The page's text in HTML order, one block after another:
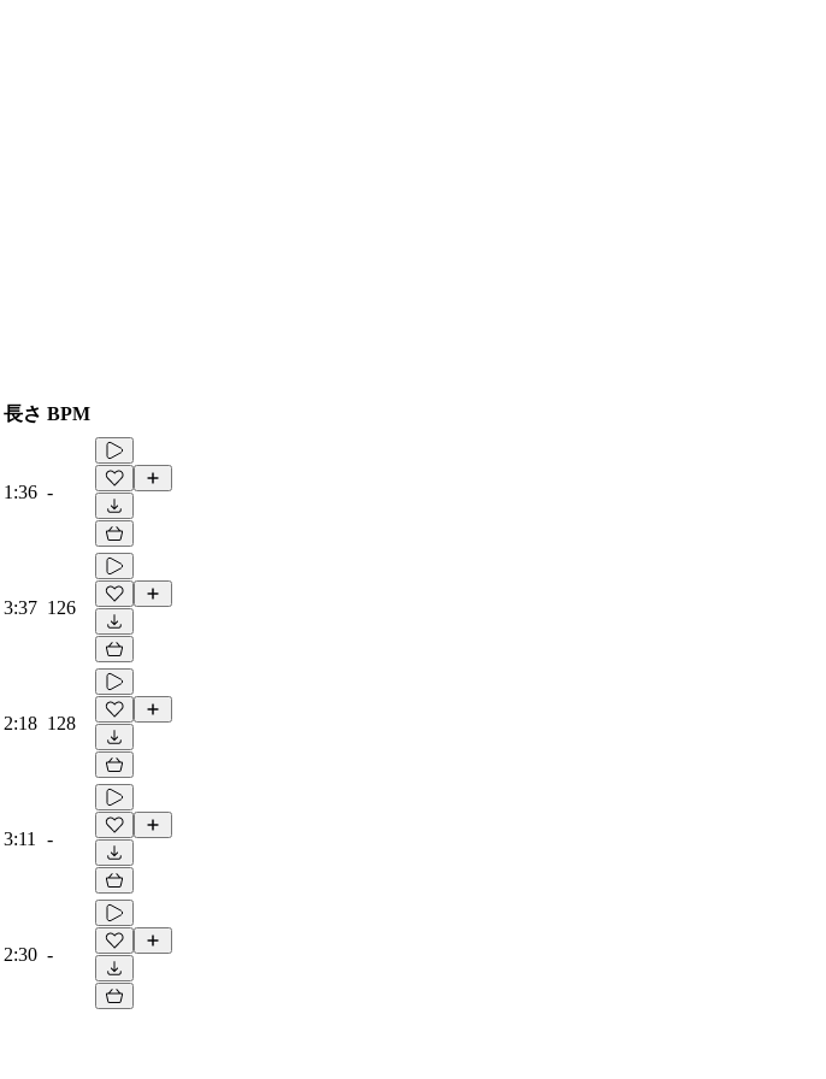
長さ BPM
1:36 -
3:37 126
2:18 128
3:11 -
2:30 -